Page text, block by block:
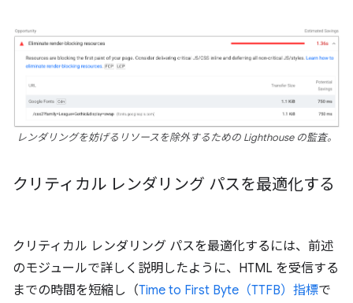
レンダリングを妨げるリソースを除外するための Lighthouse の監査。
クリティカル レンダリング パスを最適化する
クリティカル レンダリング パスを最適化するには、前述
のモジュールで詳しく説明したように、HTML を受信する
までの時間を短縮し（Time to First Byte（TTFB）指標で